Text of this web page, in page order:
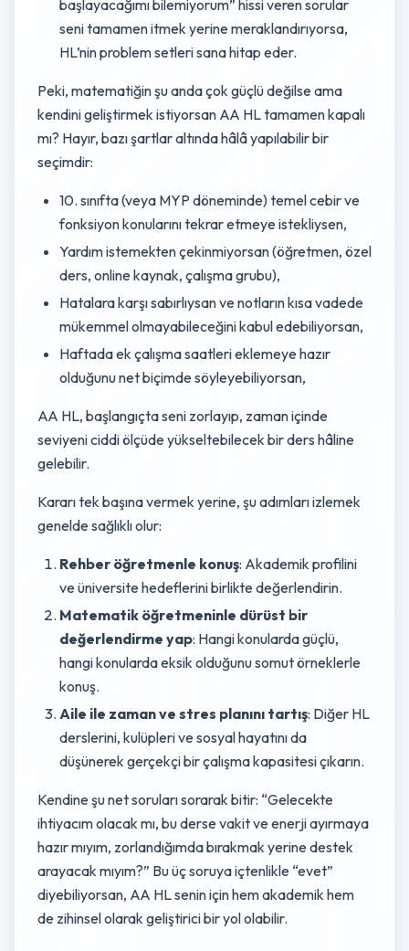
başlayacağımı bilemiyorum” hissi veren sorular
seni tamamen itmek yerine meraklandırıyorsa,
HL’nin problem setleri sana hitap eder.
Peki, matematiğin şu anda çok güçlü değilse ama
kendini geliştirmek istiyorsan AA HL tamamen kapalı
mı? Hayır, bazı şartlar altında hâlâ yapılabilir bir
seçimdir:
10. sınıfta (veya MYP döneminde) temel cebir ve
fonksiyon konularını tekrar etmeye istekliysen,
Yardım istemekten çekinmiyorsan (öğretmen, özel
ders, online kaynak, çalışma grubu),
Hatalara karşı sabırlıysan ve notların kısa vadede
mükemmel olmayabileceğini kabul edebiliyorsan,
Haftada ek çalışma saatleri eklemeye hazır
olduğunu net biçimde söyleyebiliyorsan,
AA HL, başlangıçta seni zorlayıp, zaman içinde
seviyeni ciddi ölçüde yükseltebilecek bir ders hâline
gelebilir.
Kararı tek başına vermek yerine, şu adımları izlemek
genelde sağlıklı olur:
Rehber öğretmenle konuş: Akademik profilini
ve üniversite hedeflerini birlikte değerlendirin.
Matematik öğretmeninle dürüst bir
değerlendirme yap: Hangi konularda güçlü,
hangi konularda eksik olduğunu somut örneklerle
konuş.
Aile ile zaman ve stres planını tartış: Diğer HL
derslerini, kulüpleri ve sosyal hayatını da
düşünerek gerçekçi bir çalışma kapasitesi çıkarın.
Kendine şu net soruları sorarak bitir: “Gelecekte
ihtiyacım olacak mı, bu derse vakit ve enerji ayırmaya
hazır mıyım, zorlandığımda bırakmak yerine destek
arayacak mıyım?” Bu üç soruya içtenlikle “evet”
diyebiliyorsan, AA HL senin için hem akademik hem
de zihinsel olarak geliştirici bir yol olabilir.